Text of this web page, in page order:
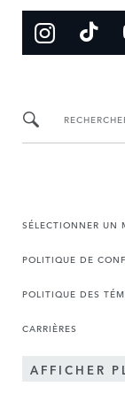
SÉLECTIONNER UN
POLITIQUE DE
POLITIQUE DES
CARRIÈRES
AFFICHER